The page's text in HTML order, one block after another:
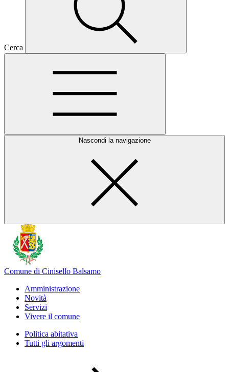
Cerca
Nascondi la navigazione
Comune di Cinisello Balsamo
Amministrazione
Novità
Servizi
Vivere il comune
Politica abitativa
Tutti gli argomenti